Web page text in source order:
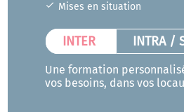
INTER INTRA /
Une formation
vos besoins, dans vos
Mises en situation